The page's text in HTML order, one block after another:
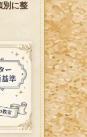
別に整